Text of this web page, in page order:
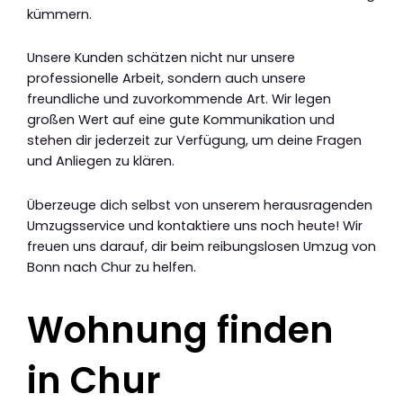
kümmern.
Unsere Kunden schätzen nicht nur unsere
professionelle Arbeit, sondern auch unsere
freundliche und zuvorkommende Art. Wir legen
großen Wert auf eine gute Kommunikation und
stehen dir jederzeit zur Verfügung, um deine Fragen
und Anliegen zu klären.
Überzeuge dich selbst von unserem herausragenden
Umzugsservice und kontaktiere uns noch heute! Wir
freuen uns darauf, dir beim reibungslosen Umzug von
Bonn nach Chur zu helfen.
Wohnung finden
in Chur